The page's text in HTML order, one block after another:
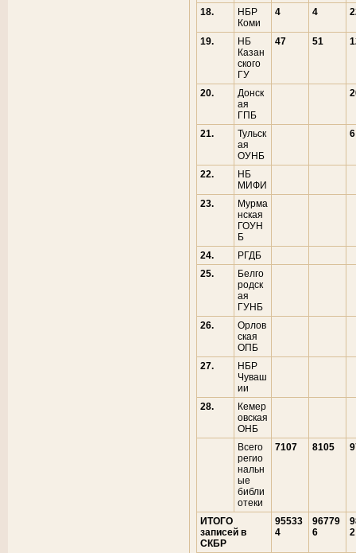
18.
НБР
Коми
4 4
19.
НБ
Казан
ского
ГУ
47 51
20.
Донск
ая
ГПБ
21.
Тульск
ая
ОУНБ
6
22.
НБ
МИФИ
23.
Мурма
нская
ГОУН
Б
24.
РГДБ
25.
Белго
родск
ая
ГУНБ
26.
Орлов
ская
ОПБ
27.
НБР
Чуваш
ии
28.
Кемер
овская
ОНБ
Всего
регио
нальн
ые
библи
отеки
7107 8105
ИТОГО
записей в
СКБР
95533
4
96779
6
2